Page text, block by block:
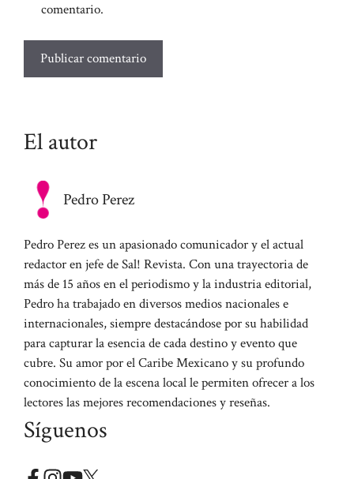
comentario.
El autor
Pedro Perez
Pedro Perez es un apasionado comunicador y el actual
redactor en jefe de Sal! Revista. Con una trayectoria de
más de 15 años en el periodismo y la industria editorial,
Pedro ha trabajado en diversos medios nacionales e
internacionales, siempre destacándose por su habilidad
para capturar la esencia de cada destino y evento que
cubre. Su amor por el Caribe Mexicano y su profundo
conocimiento de la escena local le permiten ofrecer a los
lectores las mejores recomendaciones y reseñas.
Síguenos